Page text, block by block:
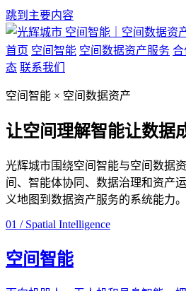
跳到主要内容
空间智能｜空间数据资
首页 空间智能 空间数据资产服务 合
态 联系我们
空间智能 × 空间数据资产
让空间理解智能让数据
光辉城市围绕空间智能与空间数据
间、智能体协同、数据治理和资产
义地图到数据资产服务的系统能力。
01 / Spatial Intelligence
空间智能